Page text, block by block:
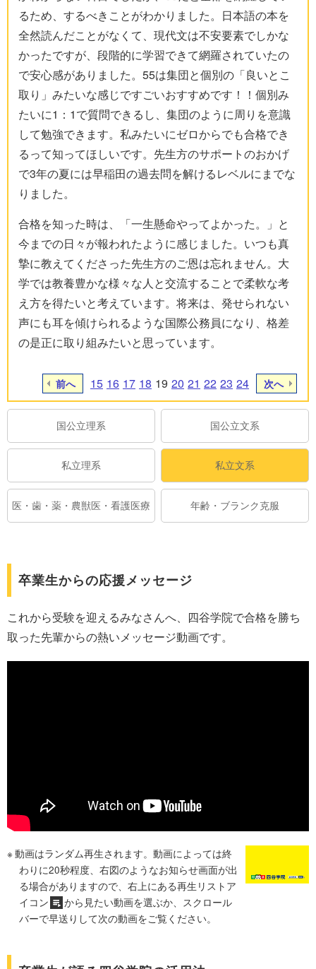
るため、するべきことがわかりました。日本語の本を
全然読んだことがなくて、現代文は不安要素でしかな
かったですが、段階的に学習できて網羅されていたの
で安心感がありました。55は集団と個別の「良いとこ
取り」みたいな感じですごいおすすめです！！個別み
たいに1：1で質問できるし、集団のように周りを意識
して勉強できます。私みたいにゼロからでも合格でき
るって知ってほしいです。先生方のサポートのおかげ
で3年の夏には早稲田の過去問を解けるレベルにまでな
りました。
合格を知った時は、「一生懸命やってよかった。」と
今までの日々が報われたように感じました。いつも真
摯に教えてくださった先生方のご恩は忘れません。大
学では教養豊かな様々な人と交流することで柔軟な考
え方を得たいと考えています。将来は、発せられない
声にも耳を傾けられるような国際公務員になり、格差
の是正に取り組みたいと思っています。
前へ 15 16 17 18 19 20 21 22 23 24 次へ
国公立理系 国公立文系
私立理系 私立文系
医・歯・薬・農獣医・看護医療 年齢・ブランク克服
卒業生からの応援メッセージ
これから受験を迎えるみなさんへ、四谷学院で合格を勝ち
取った先輩からの熱いメッセージ動画です。
動画はランダム再生されます。動画によっては終
わりに20秒程度、右図のようなお知らせ画面が出
る場合がありますので、右上にある再生リストア
イコン
から見たい動画を選ぶか、スクロール
バーで早送りして次の動画をご覧ください。